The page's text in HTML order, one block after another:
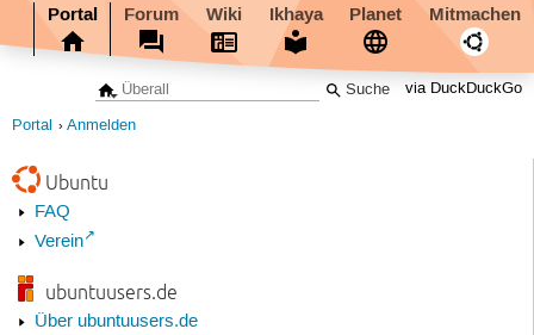
Portal Forum Wiki Ikhaya Planet Mitmachen
via DuckDuckGo
Portal Anmelden
Ubuntu
FAQ
Verein
ubuntuusers.de
Über ubuntuusers.de